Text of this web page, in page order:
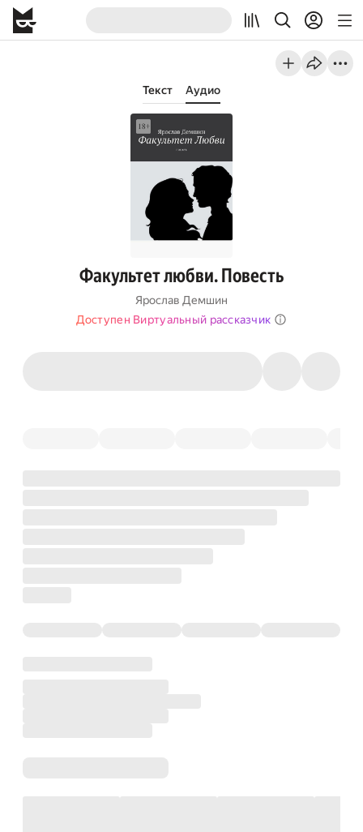
Текст Аудио
Факультет любви. Повесть
Ярослав Демшин
Доступен Виртуальный рассказчик